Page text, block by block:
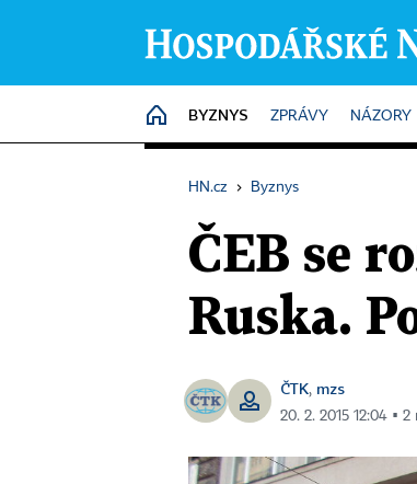
HOME
BYZNYS ZPRÁVY NÁZORY
HN.cz › Byznys
ČEB se
Ruska.
ČTK, mzs
20. 2. 2015 12:04 ▪